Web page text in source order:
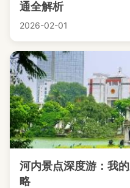
通全解析
2026-02-01
河内景点深度游：我
略